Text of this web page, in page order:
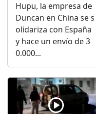
Hupu, la empresa de
Duncan en China se s
olidariza con España
y hace un envío de 3
0.000...